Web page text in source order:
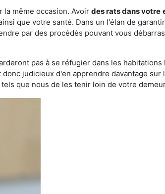
même occasion. Avoir des rats dans votre
que votre santé. Dans un l'élan de
par des procédés pouvant vous
pas à se réfugier dans les habitations
judicieux d'en apprendre davantage sur
que nous de les tenir loin de votre